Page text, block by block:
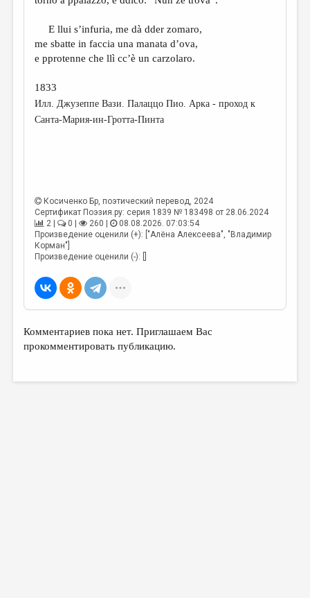
E llui s’infuria, me dà dder zomaro,
me sbatte in faccia una manata d’ova,
e pprotenne che llì cc’è un carzolaro.
1833
Илл. Джузеппе Вази. Палаццо Пио. Арка - проход к
Санта-Мария-ин-Гротта-Пинта
Косиченко Бр, поэтический перевод, 2024
Сертификат Поэзия.ру: серия 1839 № 183498 от 28.06.2024
2 |
0 | 260 |
08.08.2026. 07:03:54
Произведение оценили (+): ["Алёна Алексеева", "Владимир
Корман"]
Произведение оценили (-): []
Комментариев пока нет. Приглашаем Вас
прокомментировать публикацию.